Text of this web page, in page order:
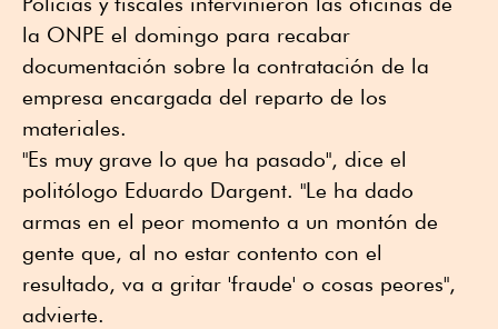
la ONPE el domingo para recabar
documentación sobre la contratación de la
empresa encargada del reparto de los
materiales.
"Es muy grave lo que ha pasado", dice el
politólogo Eduardo Dargent. "Le ha dado
armas en el peor momento a un montón de
gente que, al no estar contento con el
resultado, va a gritar 'fraude' o cosas peores",
advierte.